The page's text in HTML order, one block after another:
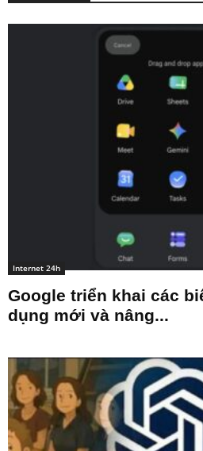
Internet 24h
Google triển khai các
dụng mới và nâng...